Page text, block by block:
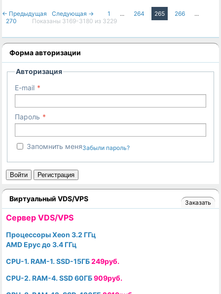
← Предыдущая Следующая → 1 ... 264 265 266
...
270
Показаны 3169-3180 из 3229
Форма авторизации
Авторизация
E-mail
Пароль
Запомнить меняЗабыли пароль?
Войти Регистрация
Виртуальный VDS/VPS Заказать
Cервер VDS/VPS
Процессоры Xeon 3.2 ГГц
AMD Epyc до 3.4 ГГц
CPU-1. RAM-1. SSD-15ГБ249руб.
CPU-2. RAM-4. SSD 60ГБ909руб.